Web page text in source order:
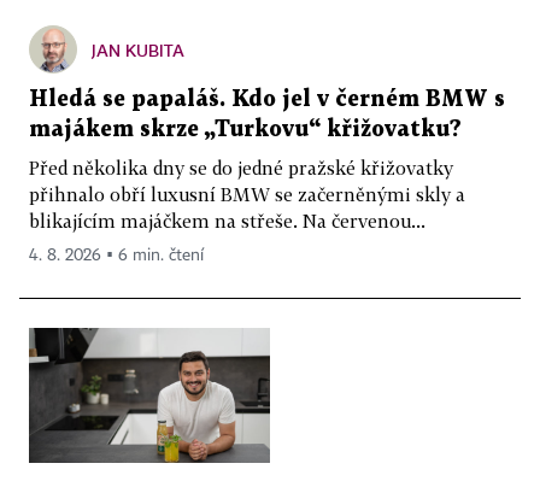
JAN KUBITA
Hledá se papaláš. Kdo jel v černém BMW s
majákem skrze „Turkovu“ křižovatku?
Před několika dny se do jedné pražské křižovatky
přihnalo obří luxusní BMW se začerněnými skly a
blikajícím majáčkem na střeše. Na červenou...
4. 8. 2026 ▪ 6 min. čtení